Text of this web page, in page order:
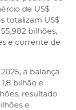
de US$
totalizam US$
bilhões,
e corrente de
a balança
bilhão e
resultado
e